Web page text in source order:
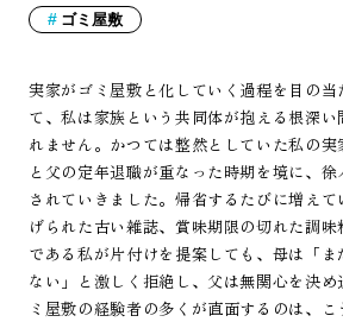
ゴミ屋敷
実家がゴミ屋敷と化していく過程を目の当
て、私は家族という共同体が抱える根深い
れません。かつては整然としていた私の
と父の定年退職が重なった時期を境に、徐
されていきました。帰省するたびに増え
げられた古い雑誌、賞味期限の切れた調
である私が片付けを提案しても、母は「
ない」と激しく拒絶し、父は無関心を決
ミ屋敷の経験者の多くが直面するのは、